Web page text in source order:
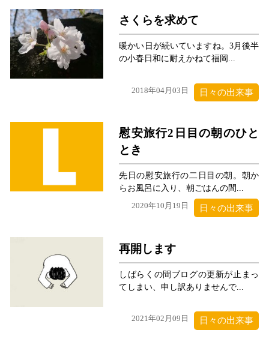
さくらを求めて
暖かい日が続いていますね。3月後半
の小春日和に耐えかねて福岡...
2018年04月03日 日々の出来事
慰安旅行2日目の朝のひと
とき
先日の慰安旅行の二日目の朝。朝か
らお風呂に入り、朝ごはんの間...
2020年10月19日 日々の出来事
再開します
しばらくの間ブログの更新が止まっ
てしまい、申し訳ありませんで...
2021年02月09日 日々の出来事